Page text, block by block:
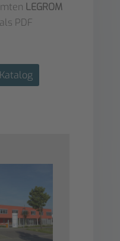
LEGROM
PDF